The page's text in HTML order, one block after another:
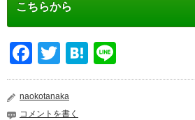
こちらから
Facebook
TwitterHatena
naokotanaka
コメントを書く